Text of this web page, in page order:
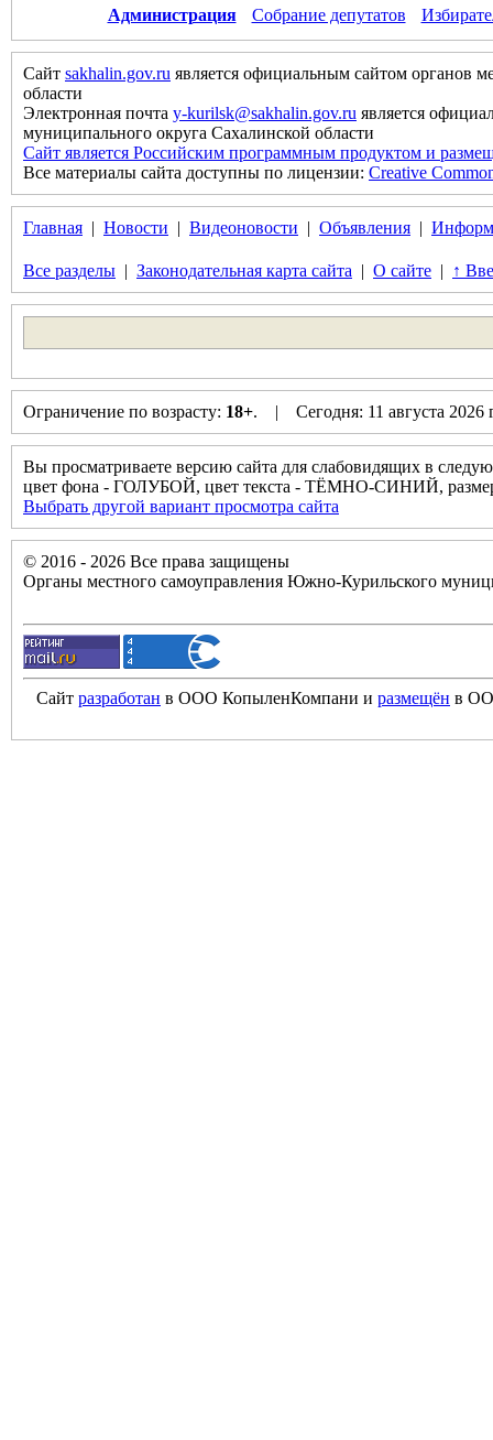
Администрация Собрание депутатов
Сайт sakhalin.gov.ru является официальным сайтом органов
области
Электронная почта y-kurilsk@sakhalin.gov.ru является
муниципального округа Сахалинской области
Сайт является Российским программным продуктом и
Все материалы сайта доступны по лицензии: Creative
Главная | Новости | Видеоновости | Объявления |
Все разделы | Законодательная карта сайта | О сайте | ↑
Ограничение по возрасту: 18+. | Сегодня: 11 августа
Вы просматриваете версию сайта для слабовидящих в
цвет фона - ГОЛУБОЙ, цвет текста - ТЁМНО-СИНИЙ,
Выбрать другой вариант просмотра сайта
© 2016 - 2026 Все права защищены
Органы местного самоуправления Южно-Курильского
Сайт разработан в ООО КопыленКомпани и размещён в